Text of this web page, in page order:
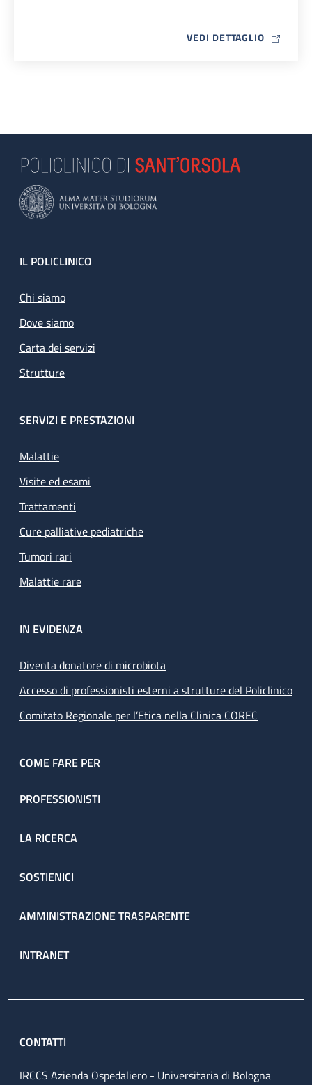
VEDI DETTAGLIO MAP ICON
Footer
IL POLICLINICO
Chi siamo
Dove siamo
Carta dei servizi
Strutture
SERVIZI E PRESTAZIONI
Malattie
Visite ed esami
Trattamenti
Cure palliative pediatriche
Tumori rari
Malattie rare
IN EVIDENZA
Diventa donatore di microbiota
Accesso di professionisti esterni a strutture del Policlinico
Comitato Regionale per l’Etica nella Clinica COREC
COME FARE PER
PROFESSIONISTI
LA RICERCA
SOSTIENICI
AMMINISTRAZIONE TRASPARENTE
INTRANET
CONTATTI
IRCCS Azienda Ospedaliero - Universitaria di Bologna